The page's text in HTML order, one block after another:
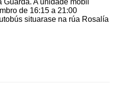
de 16:15 a 21:00
situarase na rúa Rosalía